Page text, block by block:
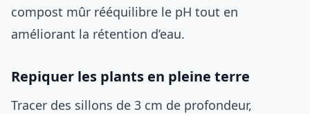
compost mûr rééquilibre le pH tout en
améliorant la rétention d’eau.
Repiquer les plants en pleine terre
Tracer des sillons de 3 cm de profondeur,